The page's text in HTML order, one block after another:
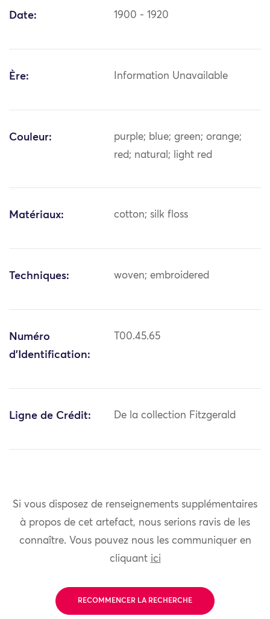
Date: 1900 - 1920
Ère: Information Unavailable
Couleur:
purple; blue; green; orange;
red; natural; light red
Matériaux: cotton; silk floss
Techniques: woven; embroidered
Numéro
d'Identification:
T00.45.65
Ligne de Crédit: De la collection Fitzgerald
Si vous disposez de renseignements supplémentaires
à propos de cet artefact, nous serions ravis de les
connaître. Vous pouvez nous les communiquer en
cliquant ici
RECOMMENCER LA RECHERCHE